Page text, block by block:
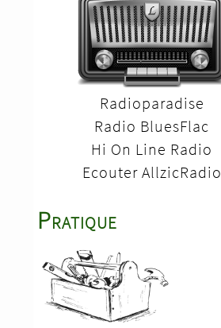
Radioparadise
Radio BluesFlac
Hi On Line Radio
Ecouter AllzicRadio
Pratique